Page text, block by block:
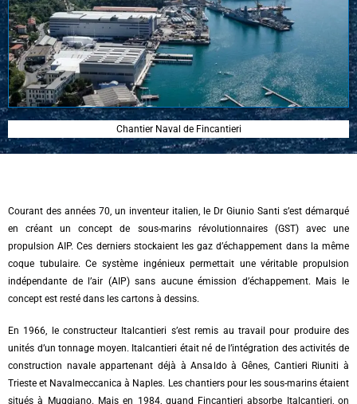
Chantier Naval de Fincantieri
Courant des années 70, un inventeur italien, le Dr Giunio Santi s’est démarqué
en créant un concept de sous-marins révolutionnaires (GST) avec une
propulsion AIP. Ces derniers stockaient les gaz d’échappement dans la même
coque tubulaire. Ce système ingénieux permettait une véritable propulsion
indépendante de l’air (AIP) sans aucune émission d’échappement. Mais le
concept est resté dans les cartons à dessins.
En 1966, le constructeur Italcantieri s’est remis au travail pour produire des
unités d’un tonnage moyen. Italcantieri était né de l’intégration des activités de
construction navale appartenant déjà à Ansaldo à Gênes, Cantieri Riuniti à
Trieste et Navalmeccanica à Naples. Les chantiers pour les sous-marins étaient
situés à Muggiano. Mais en 1984, quand Fincantieri absorbe Italcantieri, on